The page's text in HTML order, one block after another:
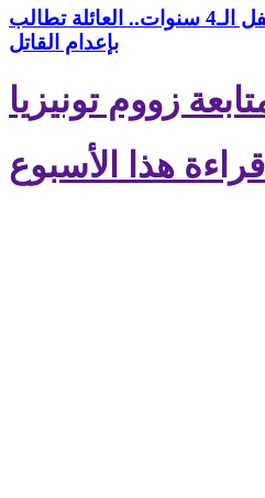
فيديو : خلال جنازة طفل الـ4 سنوات.. العائلة تطالب
بإعدام القاتل
زووم تونيزيا
قراءة هذا الأسبوع